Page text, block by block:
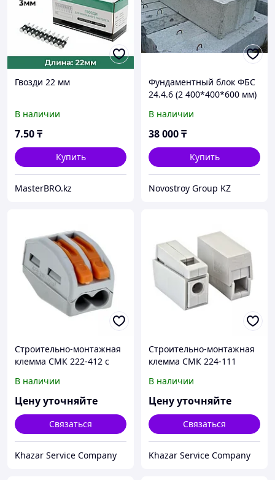
Гвозди 22 мм
В наличии
7.50₸
Купить
MasterBRO.kz
Фундаментный блок ФБС
24.4.6 (2 400*400*600 мм)
В наличии
38 000₸
Купить
Novostroy Group KZ
Строительно-монтажная
клемма СМК 222-412 с
0,08-2,5мм2 (100шт.) EKF
PROxima
В наличии
Цену уточняйте
Связаться
Khazar Service Company
Строительно-монтажная
клемма СМК 224-111
проводник 1,0-2,5мм2
(100шт.) EKF PROxima
В наличии
Цену уточняйте
Связаться
Khazar Service Company